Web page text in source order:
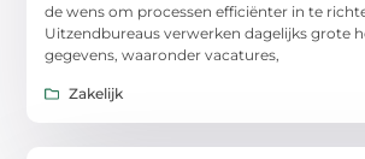
de wens om processen efficiënter in te
Uitzendbureaus verwerken dagelijks grote
gegevens, waaronder vacatures,
Zakelijk